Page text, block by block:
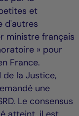
et
d'autres
ministre français
» pour
France.
de la Justice,
une
Le consensus